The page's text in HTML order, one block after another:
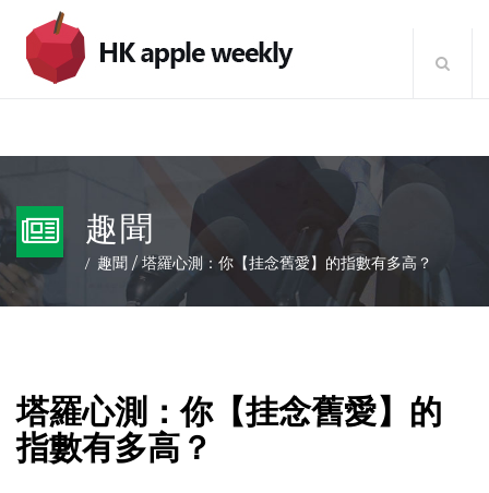
趣聞
趣聞 /塔羅心測：你【挂念舊愛】的指數有多高？
塔羅心測：你【挂念舊愛】的
指數有多高？